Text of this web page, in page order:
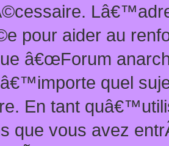
pour aider au
â€œForum
quel
En tant
que vous avez